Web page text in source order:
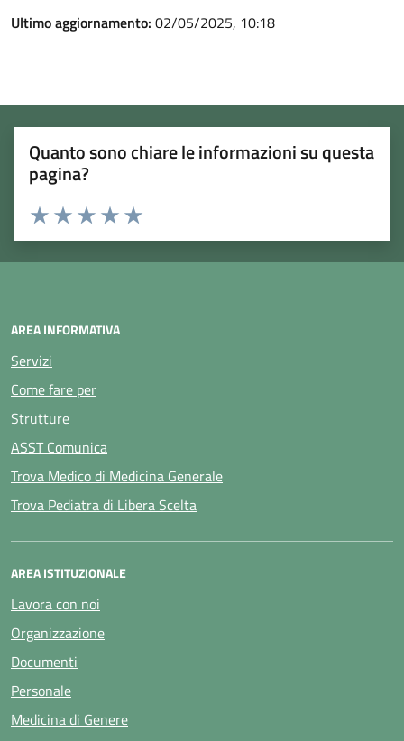
Ultimo aggiornamento: 02/05/2025, 10:18
Quanto sono chiare le informazioni su questa
pagina?
Rating:
Valuta 5 stelle su 5
Valuta 4 stelle su 5
Valuta 3 stelle su 5
Valuta 2 stelle su 5
Valuta 1 stelle su 5
AREA INFORMATIVA
Servizi
Come fare per
Strutture
ASST Comunica
Trova Medico di Medicina Generale
Trova Pediatra di Libera Scelta
AREA ISTITUZIONALE
Lavora con noi
Organizzazione
Documenti
Personale
Medicina di Genere